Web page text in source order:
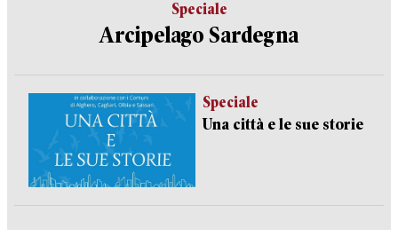
Speciale
Arcipelago Sardegna
Speciale
Una città e le sue storie